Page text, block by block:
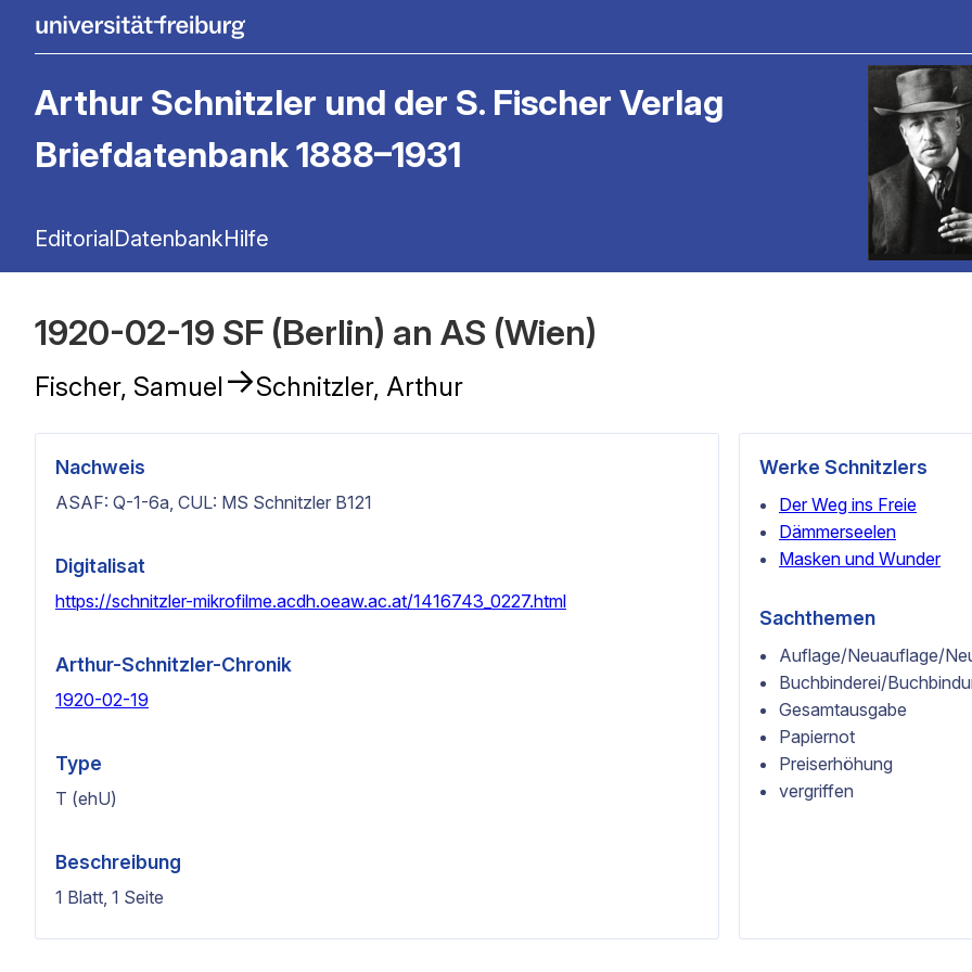
Arthur Schnitzler und der S. Fischer Verlag
Briefdatenbank 1888–1931
EditorialDatenbankHilfe
1920-02-19 SF (Berlin) an AS (Wien)
Fischer, Samuel →Schnitzler, Arthur
Nachweis
ASAF: Q-1-6a, CUL: MS Schnitzler B121
Digitalisat
https://schnitzler-mikrofilme.acdh.oeaw.ac.at/1416743_0227.html
Arthur-Schnitzler-Chronik
1920-02-19
Type
T (ehU)
Beschreibung
1 Blatt, 1 Seite
Werke Schnitzlers
Der Weg ins Freie
Dämmerseelen
Masken und Wunder
Sachthemen
Auflage/Neuauflage/
Buchbinderei/
Gesamtausgabe
Papiernot
Preiserhöhung
vergriffen